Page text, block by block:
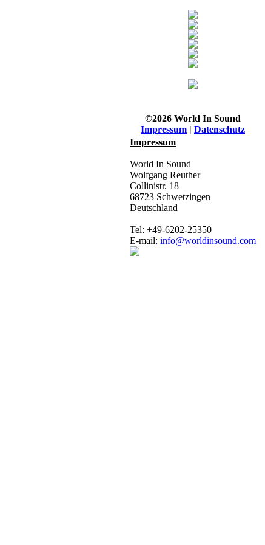
©2026 World In Sound
Impressum | Datenschutz
Impressum
World In Sound
Wolfgang Reuther
Collinistr. 18
68723 Schwetzingen
Deutschland
Tel: +49-6202-25350
E-mail: info@worldinsound.com